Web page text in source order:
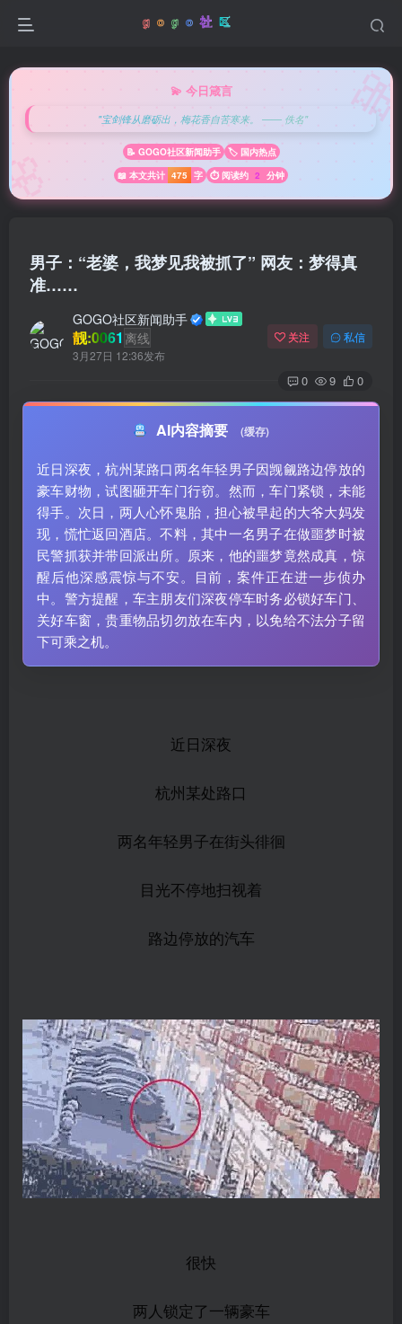
💫 今日箴言
"宝剑锋从磨砺出，梅花香自苦寒来。 —— 佚名"
📝 GOGO社区新闻助手
🏷️ 国内热点
📖 本文共计 475 字 ⏱️ 阅读约 2 分钟
男子：“老婆，我梦见我被抓了” 网友：梦得真
准……
GOGO社区新闻助手
靓:0061 离线
3月27日 12:36发布
关注 私信
0 9 0
AI内容摘要 (缓存)
近日深夜，杭州某路口两名年轻男子因觊觎路边停放的
豪车财物，试图砸开车门行窃。然而，车门紧锁，未能
得手。次日，两人心怀鬼胎，担心被早起的大爷大妈发
现，慌忙返回酒店。不料，其中一名男子在做噩梦时被
民警抓获并带回派出所。原来，他的噩梦竟然成真，惊
醒后他深感震惊与不安。目前，案件正在进一步侦办
中。警方提醒，车主朋友们深夜停车时务必锁好车门、
关好车窗，贵重物品切勿放在车内，以免给不法分子留
下可乘之机。
近日深夜
杭州某处路口
两名年轻男子在街头徘徊
目光不停地扫视着
路边停放的汽车
很快
两人锁定了一辆豪车